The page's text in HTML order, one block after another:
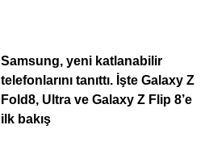
Samsung, yeni katlanabilir
telefonlarını tanıttı. İşte Galaxy Z
Fold8, Ultra ve Galaxy Z Flip 8’e
ilk bakış